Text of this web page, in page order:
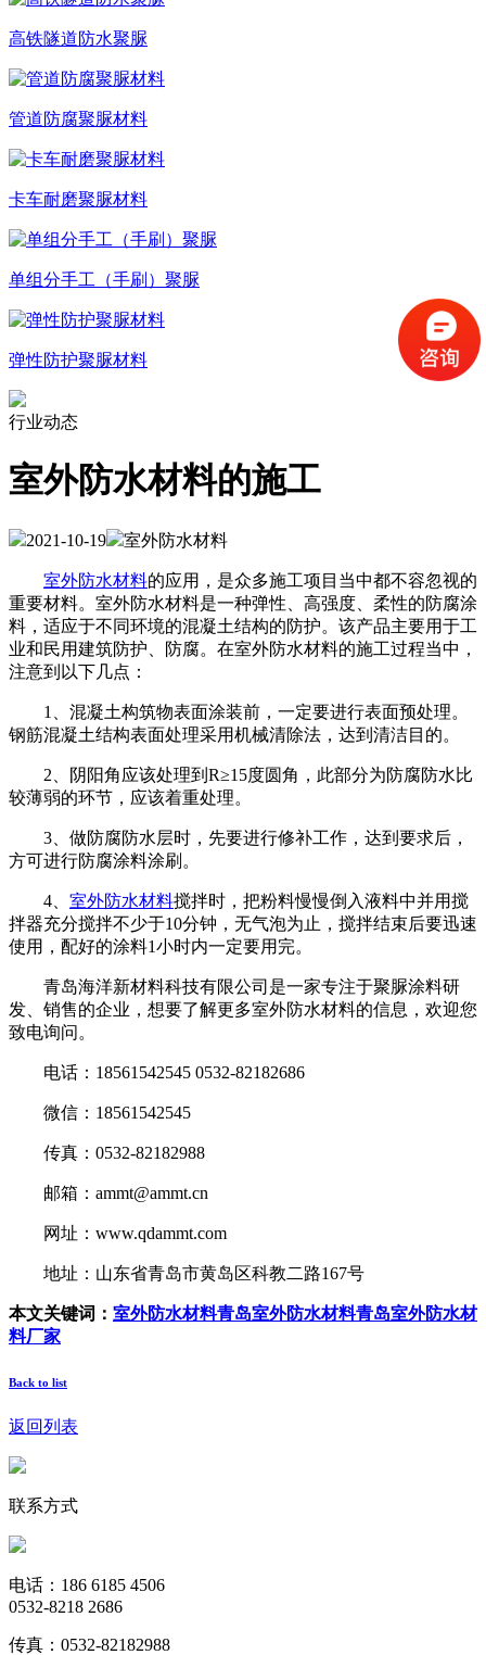
高铁隧道防水聚脲
管道防腐聚脲材料
卡车耐磨聚脲材料
单组分手工（手刷）聚脲
弹性防护聚脲材料
行业动态
室外防水材料的施工
2021-10-19 室外防水材料
室外防水材料的应用，是众多施工项目当中都不容忽视的
重要材料。室外防水材料是一种弹性、高强度、柔性的防腐涂
料，适应于不同环境的混凝土结构的防护。该产品主要用于工
业和民用建筑防护、防腐。在室外防水材料的施工过程当中，
注意到以下几点：
1、混凝土构筑物表面涂装前，一定要进行表面预处理。
钢筋混凝土结构表面处理采用机械清除法，达到清洁目的。
2、阴阳角应该处理到R≥15度圆角，此部分为防腐防水比
较薄弱的环节，应该着重处理。
3、做防腐防水层时，先要进行修补工作，达到要求后，
方可进行防腐涂料涂刷。
4、 室外防水材料搅拌时，把粉料慢慢倒入液料中并用搅
拌器充分搅拌不少于10分钟，无气泡为止，搅拌结束后要迅速
使用，配好的涂料1小时内一定要用完。
青岛海洋新材料科技有限公司是一家专注于聚脲涂料研
发、销售的企业，想要了解更多室外防水材料的信息，欢迎您
致电询问。
电话：18561542545 0532-82182686
微信：18561542545
传真：0532-82182988
邮箱：ammt@ammt.cn
网址：www.qdammt.com
地址：山东省青岛市黄岛区科教二路167号
本文关键词： 室外防水材料青岛室外防水材料青岛室外防水材
料厂家
Back to list
返回列表
联系方式
电话：186 6185 4506
0532-8218 2686
传真：0532-82182988